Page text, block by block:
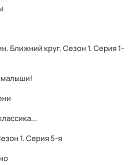
Ближний круг. Сезон 1. Серия 1-
малыши!
1. Серия 5-я